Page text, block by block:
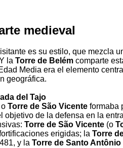
medieval
es su estilo, que mezcla
la Torre de Belém comparte
Media era el elemento
geográfica.
del Tajo
o Torre de São Vicente formaba
objetivo de la defensa en la
Torre de São Vicente (o
erigidas; la Torre
y la Torre de Santo Antônio